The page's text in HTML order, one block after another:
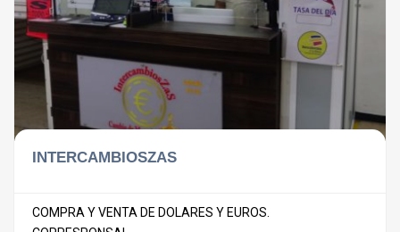
INTERCAMBIOSZAS
COMPRA Y VENTA DE DOLARES Y EUROS.